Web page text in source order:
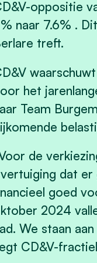
oppositie
naar 7.6% .
treft.
het
Team
de
dat er
goed
2024
We staan
CD&V-